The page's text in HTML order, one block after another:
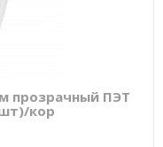
прозрачный ПЭТ
кор